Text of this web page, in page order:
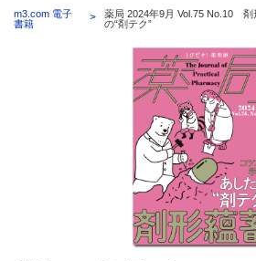
m3.com 電子
書籍
薬局 2024年9月 Vol.75 No.10 剤
の“剤テク”